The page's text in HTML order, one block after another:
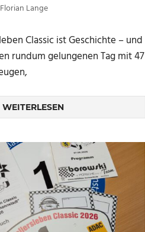
Florian Lange
Classic ist Geschichte – und
rundum gelungenen Tag mit 47
WEITERLESEN